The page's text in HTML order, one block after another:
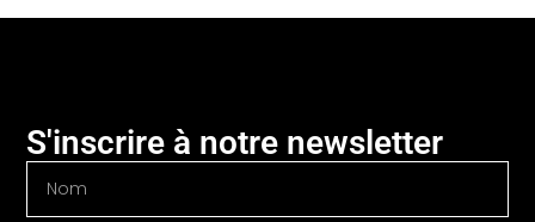
S'inscrire à notre newsletter